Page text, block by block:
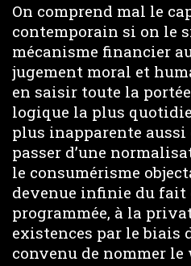
On comprend mal le
contemporain si on le
mécanisme financier
jugement moral et
en saisir toute la
logique la plus
plus inapparente
passer d’une
le consumérisme
devenue infinie du fait
programmée, à la
existences par le biais
convenu de nommer le